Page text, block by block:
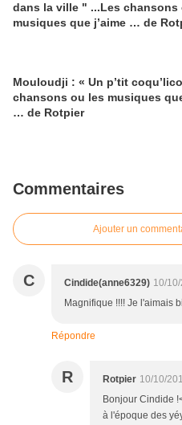
dans la ville " ...Les chansons
musiques que j’aime … de
Mouloudji : « Un p’tit coqu’licot » Les
chansons ou les musiques
… de Rotpier
Commentaires
Ajouter un
C Cindide(anne6329) 10/
Magnifique !!!! Je l'aimais
Répondre
R Rotpier 10/10/
Bonjour Cindide
à l'époque des